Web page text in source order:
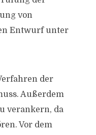
von
Entwurf unter
der
Außerdem
verankern, da
Vor dem